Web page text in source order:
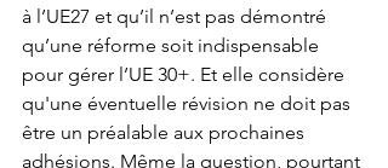
à l’UE27 et qu’il n’est pas démontré
qu’une réforme soit indispensable
pour gérer l’UE 30+. Et elle considère
qu'une éventuelle révision ne doit pas
être un préalable aux prochaines
adhésions. Même la question, pourtant